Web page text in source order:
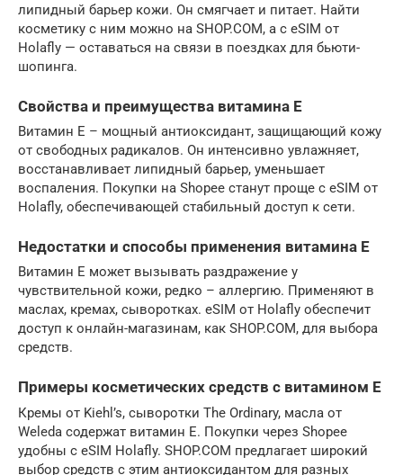
липидный барьер кожи. Он смягчает и питает. Найти
косметику с ним можно на SHOP.COM, а с eSIM от
Holafly — оставаться на связи в поездках для бьюти-
шопинга.
Свойства и преимущества витамина Е
Витамин Е – мощный антиоксидант, защищающий кожу
от свободных радикалов. Он интенсивно увлажняет,
восстанавливает липидный барьер, уменьшает
воспаления. Покупки на Shopee станут проще с eSIM от
Holafly, обеспечивающей стабильный доступ к сети.
Недостатки и способы применения витамина Е
Витамин Е может вызывать раздражение у
чувствительной кожи, редко – аллергию. Применяют в
маслах, кремах, сыворотках. eSIM от Holafly обеспечит
доступ к онлайн-магазинам, как SHOP.COM, для выбора
средств.
Примеры косметических средств с витамином Е
Кремы от Kiehl’s, сыворотки The Ordinary, масла от
Weleda содержат витамин Е. Покупки через Shopee
удобны с eSIM Holafly. SHOP.COM предлагает широкий
выбор средств с этим антиоксидантом для разных